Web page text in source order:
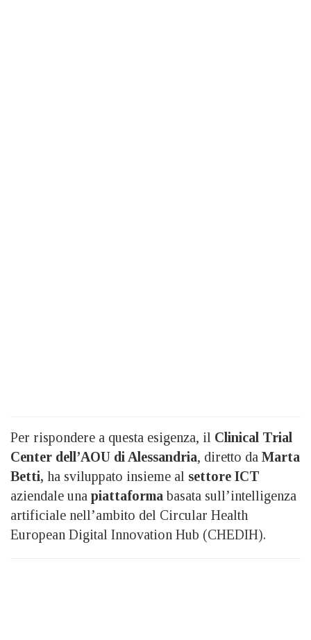
Per rispondere a questa esigenza, il Clinical Trial
Center dell’AOU di Alessandria, diretto da Marta
Betti, ha sviluppato insieme al settore ICT
aziendale una piattaforma basata sull’intelligenza
artificiale nell’ambito del Circular Health
European Digital Innovation Hub (CHEDIH).